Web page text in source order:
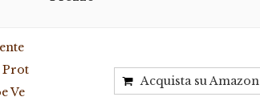
Prot
Ve
Acquista su Amazon